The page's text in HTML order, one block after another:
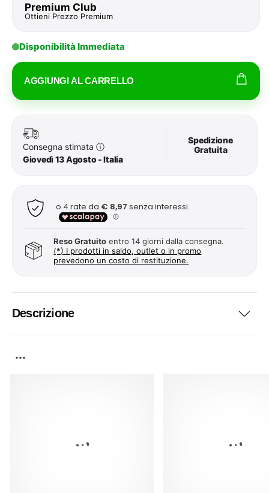
Premium Club
Ottieni Prezzo Premium
Disponibilità Immediata
AGGIUNGI AL CARRELLO
Consegna stimata ⓘ
Giovedì 13 Agosto - Italia
Spedizione
Gratuita
Reso Gratuito entro 14 giorni dalla consegna.
(*) I prodotti in saldo, outlet o in promo
prevedono un costo di restituzione.
Descrizione
...